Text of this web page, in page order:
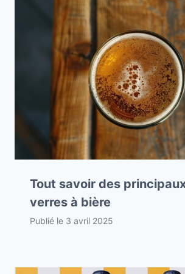
Tout savoir des
verres à bière
Publié le 3 avril 2025